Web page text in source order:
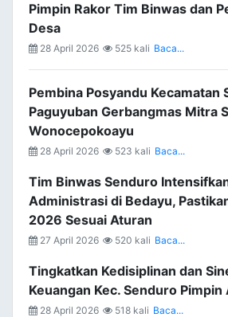
Pimpin Rakor Tim Binwas dan
Desa
28 April 2026 525 kali Baca...
Pembina Posyandu Kecamatan
Paguyuban Gerbangmas Mitra
Wonocepokoayu
28 April 2026 523 kali Baca...
Tim Binwas Senduro
Administrasi di Bedayu,
2026 Sesuai Aturan
27 April 2026 520 kali Baca...
Tingkatkan Kedisiplinan dan
Keuangan Kec. Senduro Pimpin
28 April 2026 518 kali Baca...